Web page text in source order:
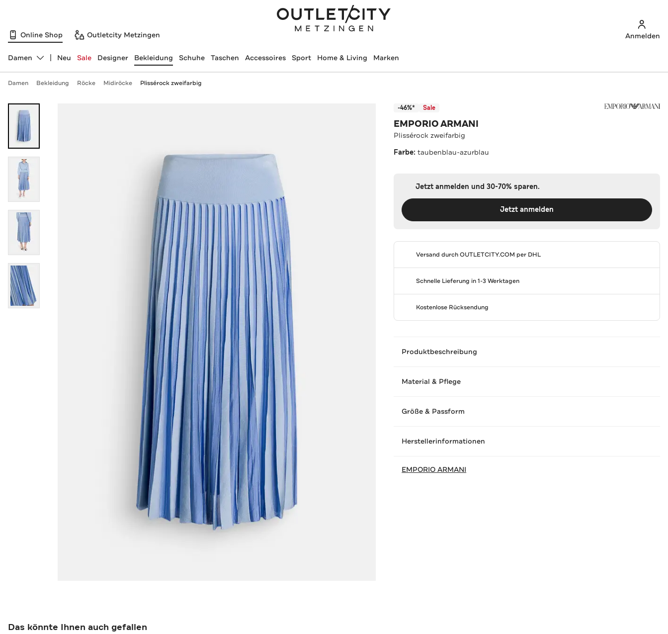
Online Shop Outletcity Metzingen Anmelden
Abteilung ändern, ausgewählt:
Damen Neu Sale Designer Bekleidung Schuhe Taschen Accessoires Sport Home & Living Marken
Damen Bekleidung Röcke Midiröcke Plissérock zweifarbig
-46%* Sale
EMPORIO ARMANI
Plissérock zweifarbig
Farbe:taubenblau-azurblau
Jetzt anmelden und 30-70% sparen.
Jetzt anmelden
Versand durchOUTLETCITY.COM per DHL
Schnelle Lieferung in 1-3 Werktagen
Kostenlose Rücksendung
Produktbeschreibung
Material & Pflege
Größe & Passform
Herstellerinformationen
EMPORIO ARMANI
Das könnte Ihnen auch gefallen